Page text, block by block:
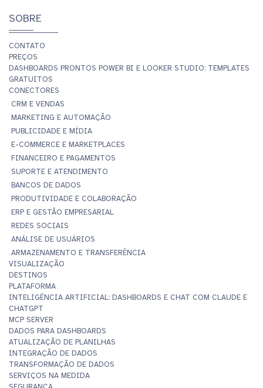
SOBRE
CONTATO
PREÇOS
DASHBOARDS PRONTOS POWER BI E LOOKER STUDIO: TEMPLATES
GRATUITOS
CONECTORES
CRM E VENDAS
MARKETING E AUTOMAÇÃO
PUBLICIDADE E MÍDIA
E-COMMERCE E MARKETPLACES
FINANCEIRO E PAGAMENTOS
SUPORTE E ATENDIMENTO
BANCOS DE DADOS
PRODUTIVIDADE E COLABORAÇÃO
ERP E GESTÃO EMPRESARIAL
REDES SOCIAIS
ANÁLISE DE USUÁRIOS
ARMAZENAMENTO E TRANSFERÊNCIA
VISUALIZAÇÃO
DESTINOS
PLATAFORMA
INTELIGÊNCIA ARTIFICIAL: DASHBOARDS E CHAT COM CLAUDE E
CHATGPT
MCP SERVER
DADOS PARA DASHBOARDS
ATUALIZAÇÃO DE PLANILHAS
INTEGRAÇÃO DE DADOS
TRANSFORMAÇÃO DE DADOS
SERVIÇOS NA MEDIDA